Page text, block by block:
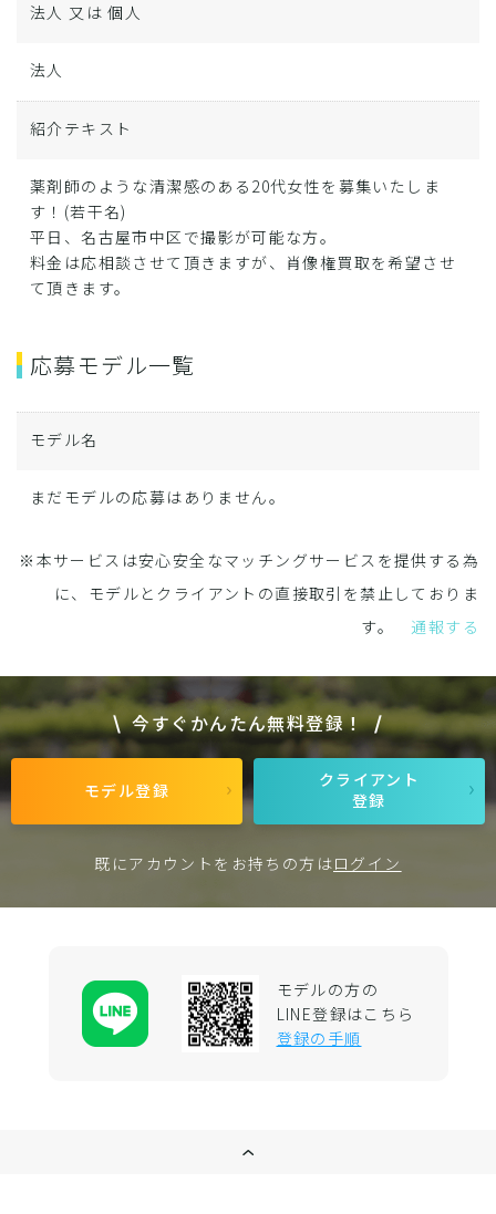
法人 又は 個人
法人
紹介テキスト
薬剤師のような清潔感のある20代女性を募集いたしま
す！(若干名)
平日、名古屋市中区で撮影が可能な方。
料金は応相談させて頂きますが、肖像権買取を希望させ
て頂きます。
応募モデル一覧
モデル名
まだモデルの応募はありません。
※本サービスは安心安全なマッチングサービスを提供する為
に、モデルとクライアントの直接取引を禁止しておりま
す。通報する
今すぐかんたん無料登録！
モデル登録
クライアント
登録
既にアカウントをお持ちの方はログイン
モデルの方の
LINE登録はこちら
登録の手順